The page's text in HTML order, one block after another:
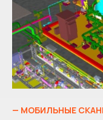
— МОБИЛЬНЫЕ